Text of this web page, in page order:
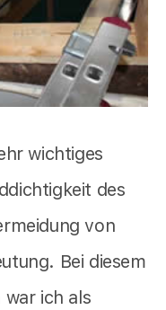
wichtiges
des
von
Bei diesem
ich als